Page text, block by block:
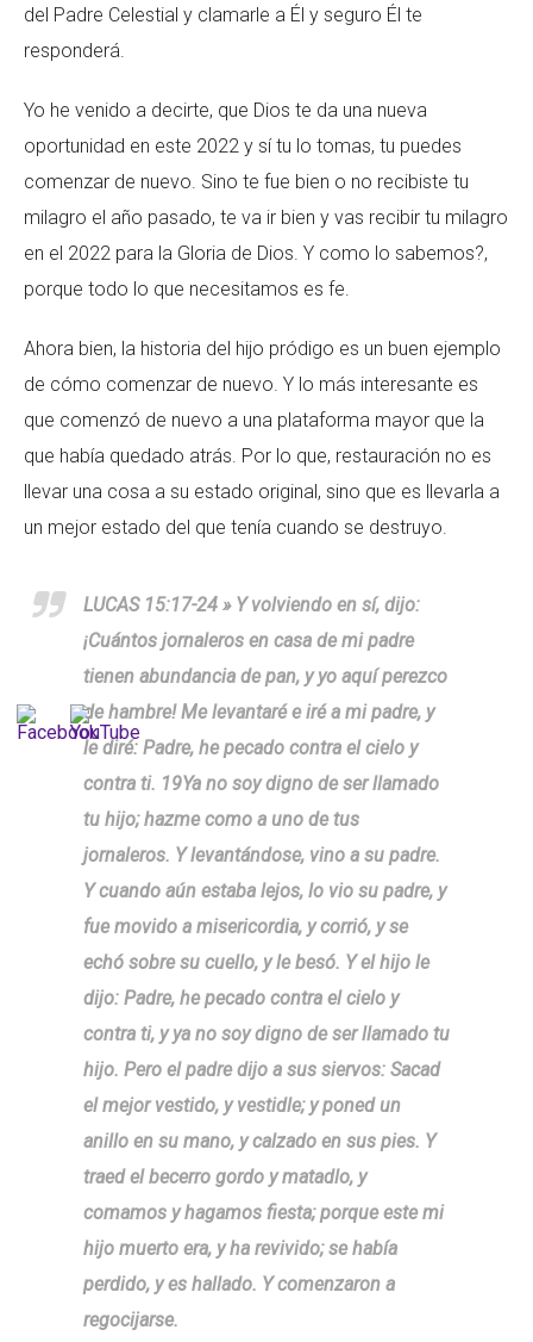
del Padre Celestial y clamarle a Él y seguro Él te
responderá.
Yo he venido a decirte, que Dios te da una nueva
oportunidad en este 2022 y sí tu lo tomas, tu puedes
comenzar de nuevo. Sino te fue bien o no recibiste tu
milagro el año pasado, te va ir bien y vas recibir tu milagro
en el 2022 para la Gloria de Dios. Y como lo sabemos?,
porque todo lo que necesitamos es fe.
Ahora bien, la historia del hijo pródigo es un buen ejemplo
de cómo comenzar de nuevo. Y lo más interesante es
que comenzó de nuevo a una plataforma mayor que la
que había quedado atrás. Por lo que, restauración no es
llevar una cosa a su estado original, sino que es llevarla a
un mejor estado del que tenía cuando se destruyo.
LUCAS 15:17-24 » Y volviendo en sí, dijo:
¡Cuántos jornaleros en casa de mi padre
tienen abundancia de pan, y yo aquí perezco
de hambre! Me levantaré e iré a mi padre, y
le diré: Padre, he pecado contra el cielo y
contra ti. 19Ya no soy digno de ser llamado
tu hijo; hazme como a uno de tus
jornaleros. Y levantándose, vino a su padre.
Y cuando aún estaba lejos, lo vio su padre, y
fue movido a misericordia, y corrió, y se
echó sobre su cuello, y le besó. Y el hijo le
dijo: Padre, he pecado contra el cielo y
contra ti, y ya no soy digno de ser llamado tu
hijo. Pero el padre dijo a sus siervos: Sacad
el mejor vestido, y vestidle; y poned un
anillo en su mano, y calzado en sus pies. Y
traed el becerro gordo y matadlo, y
comamos y hagamos fiesta; porque este mi
hijo muerto era, y ha revivido; se había
perdido, y es hallado. Y comenzaron a
regocijarse.